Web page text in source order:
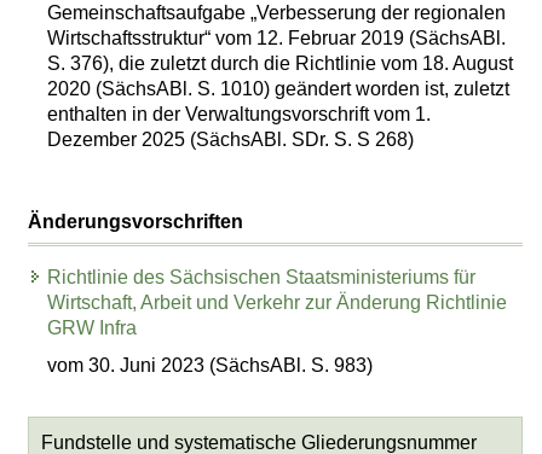
Gemeinschaftsaufgabe „Verbesserung der regionalen
Wirtschaftsstruktur“ vom 12. Februar 2019 (SächsABl.
S. 376), die zuletzt durch die Richtlinie vom 18. August
2020 (SächsABl. S. 1010) geändert worden ist, zuletzt
enthalten in der Verwaltungsvorschrift vom 1.
Dezember 2025 (SächsABl. SDr. S. S 268)
Änderungsvorschriften
Richtlinie des Sächsischen Staatsministeriums für
Wirtschaft, Arbeit und Verkehr zur Änderung Richtlinie
GRW Infra
vom 30. Juni 2023 (SächsABl. S. 983)
Fundstelle und systematische Gliederungsnummer